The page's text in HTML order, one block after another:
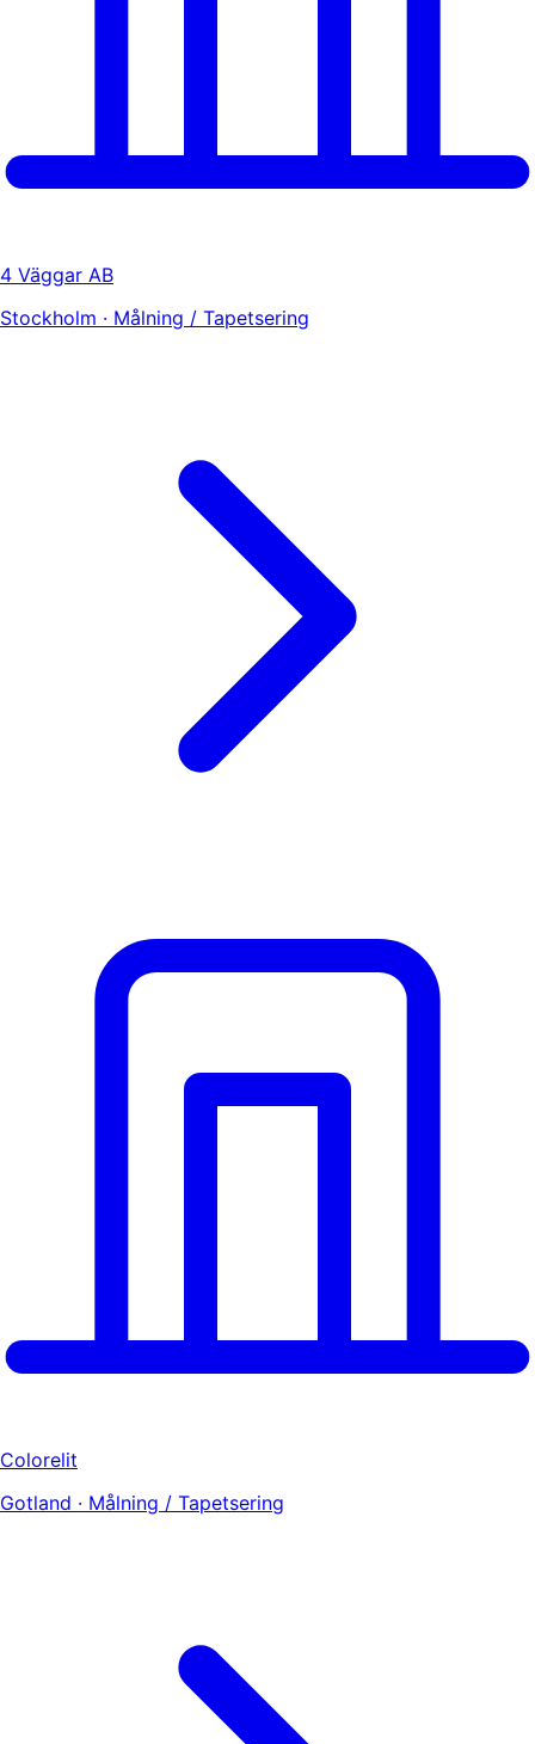
4 Väggar AB
Stockholm · Målning / Tapetsering
Colorelit
Gotland · Målning / Tapetsering